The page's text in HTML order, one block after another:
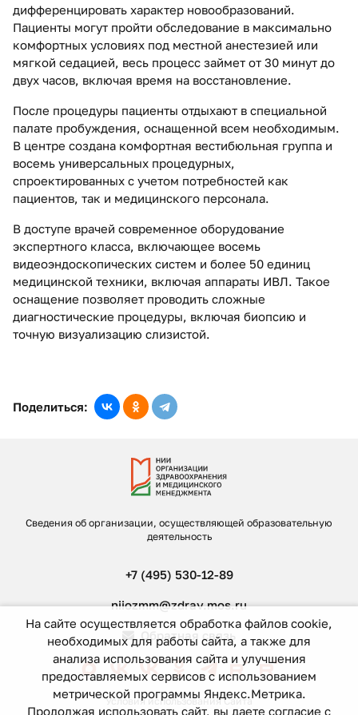
дифференцировать характер новообразований.
Пациенты могут пройти обследование в максимально
комфортных условиях под местной анестезией или
мягкой седацией, весь процесс займет от 30 минут до
двух часов, включая время на восстановление.
После процедуры пациенты отдыхают в специальной
палате пробуждения, оснащенной всем необходимым.
В центре создана комфортная вестибюльная группа и
восемь универсальных процедурных,
спроектированных с учетом потребностей как
пациентов, так и медицинского персонала.
В доступе врачей современное оборудование
экспертного класса, включающее восемь
видеоэндоскопических систем и более 50 единиц
медицинской техники, включая аппараты ИВЛ. Такое
оснащение позволяет проводить сложные
диагностические процедуры, включая биопсию и
точную визуализацию слизистой.
Поделиться:
Сведения об организации, осуществляющей образовательную
деятельность
+7 (495) 530-12-89
niiozmm@zdrav.mos.ru
Обратная связь
Условия использования Сайта
На сайте осуществляется обработка файлов cookie,
необходимых для работы сайта, а также для
анализа использования сайта и улучшения
предоставляемых сервисов с использованием
метрической программы Яндекс.Метрика.
Продолжая использовать сайт, вы даете согласие с